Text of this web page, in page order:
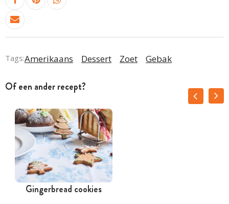
Tags:Amerikaans Dessert Zoet Gebak
Of een ander recept?
Gingerbread cookies